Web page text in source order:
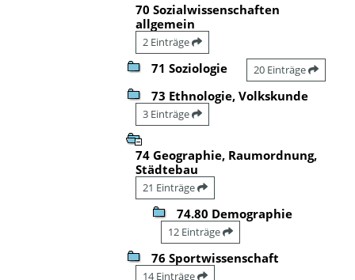
70 Sozialwissenschaften
allgemein
2 Einträge
71 Soziologie 20 Einträge
73 Ethnologie, Volkskunde
3 Einträge
74 Geographie, Raumordnung,
Städtebau
21 Einträge
74.80 Demographie
12 Einträge
76 Sportwissenschaft
14 Einträge